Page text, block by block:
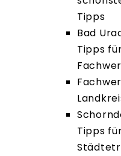
Tipps
Bad
Tipps
Tipps